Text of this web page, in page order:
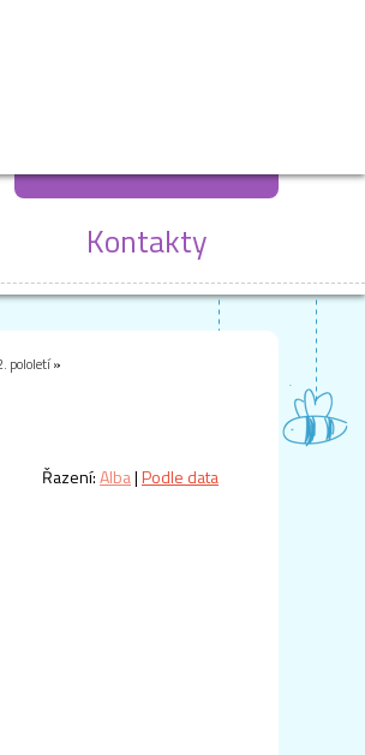
Kontakty
pololetí»
Řazení:Alba|Podle data